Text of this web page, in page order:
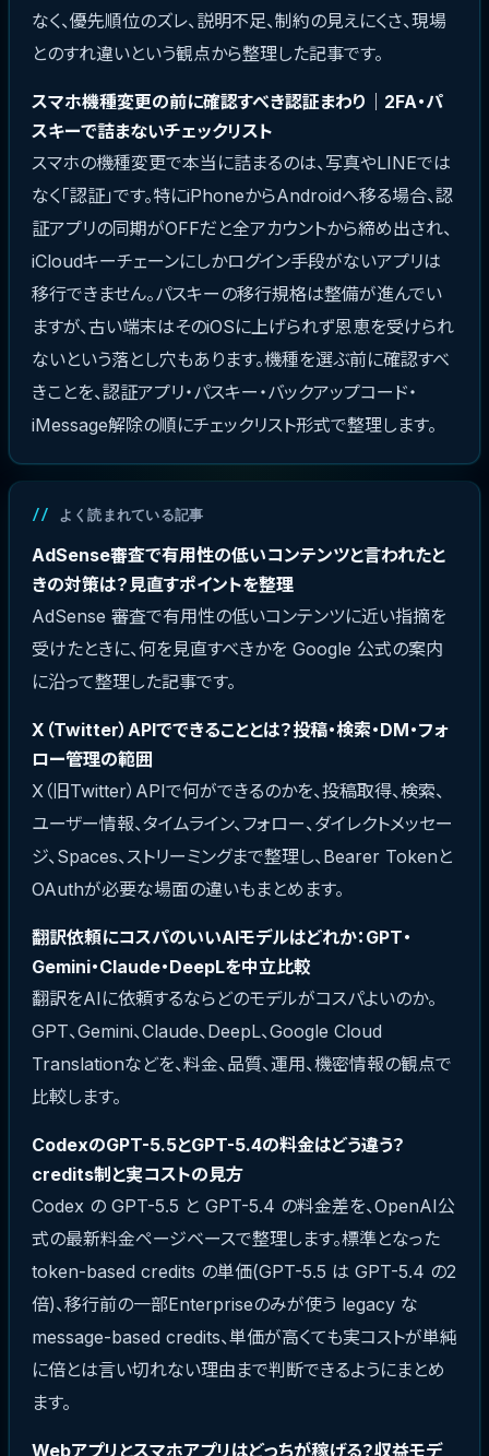
なく、優先順位のズレ、説明不足、制約の見えにくさ、現場
とのすれ違いという観点から整理した記事です。
スマホ機種変更の前に確認すべき認証まわり｜2FA・パ
スキーで詰まないチェックリスト
スマホの機種変更で本当に詰まるのは、写真やLINEでは
なく「認証」です。特にiPhoneからAndroidへ移る場合、認
証アプリの同期がOFFだと全アカウントから締め出され、
iCloudキーチェーンにしかログイン手段がないアプリは
移行できません。パスキーの移行規格は整備が進んでい
ますが、古い端末はそのiOSに上げられず恩恵を受けられ
ないという落とし穴もあります。機種を選ぶ前に確認すべ
きことを、認証アプリ・パスキー・バックアップコード・
iMessage解除の順にチェックリスト形式で整理します。
よく読まれている記事
AdSense審査で有用性の低いコンテンツと言われたと
きの対策は？見直すポイントを整理
AdSense 審査で有用性の低いコンテンツに近い指摘を
受けたときに、何を見直すべきかを Google 公式の案内
に沿って整理した記事です。
X（Twitter）APIでできることとは？投稿・検索・DM・フォ
ロー管理の範囲
X（旧Twitter）APIで何ができるのかを、投稿取得、検索、
ユーザー情報、タイムライン、フォロー、ダイレクトメッセー
ジ、Spaces、ストリーミングまで整理し、Bearer Tokenと
OAuthが必要な場面の違いもまとめます。
翻訳依頼にコスパのいいAIモデルはどれか：GPT・
Gemini・Claude・DeepLを中立比較
翻訳をAIに依頼するならどのモデルがコスパよいのか。
GPT、Gemini、Claude、DeepL、Google Cloud
Translationなどを、料金、品質、運用、機密情報の観点で
比較します。
CodexのGPT-5.5とGPT-5.4の料金はどう違う？
credits制と実コストの見方
Codex の GPT-5.5 と GPT-5.4 の料金差を、OpenAI公
式の最新料金ページベースで整理します。標準となった
token-based credits の単価(GPT-5.5 は GPT-5.4 の2
倍)、移行前の一部Enterpriseのみが使う legacy な
message-based credits、単価が高くても実コストが単純
に倍とは言い切れない理由まで判断できるようにまとめ
ます。
Webアプリとスマホアプリはどっちが稼げる？収益モデ